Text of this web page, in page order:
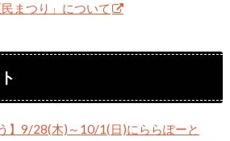
まつり」について
】9/28(木)～10/1(日)にららぽーと